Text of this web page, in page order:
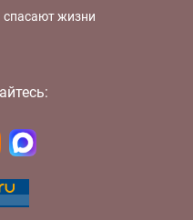
спасают жизни